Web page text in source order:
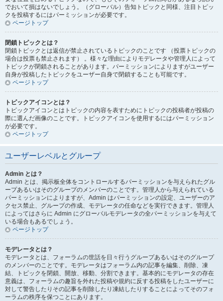
でおいて損はないでしょう。（グローバル）告知トピックと同様、注目トピッ
クを投稿するにはパーミッションが必要です。
ページトップ
閉鎖トピックとは？
閉鎖トピックとは返信が禁止されているトピックのことです （投票トピックの
場合は投票も禁止されます） 。様々な理由によりモデレータや管理人によって
トピックが閉鎖されることがあります。パーミッションによりますがユーザー
自身が投稿したトピックをユーザー自身で閉鎖することも可能です。
ページトップ
トピックアイコンとは？
トピックアイコンとはトピックの内容を表すためにトピックの投稿者が投稿の
際に選んだ画像のことです。トピックアイコンを使用するにはパーミッション
が必要です。
ページトップ
ユーザーレベルとグループ
Admin とは？
Admin とは、掲示板全体をコントロールするパーミッションを与えられたグル
ープあるいはそのグループのメンバーのことです。管理人から与えられている
パーミッションによりますが、Admin はパーミッションの設定、ユーザーのア
クセス禁止、グループの作成、モデレータの任命などを実行できます。管理人
によってはさらに Admin にグローバルモデレータの全パーミッションを与えて
いる場合もあるでしょう。
ページトップ
モデレータとは？
モデレータとは、フォーラムの世話を日々行うグループあるいはそのグループ
のメンバーのことです。モデレータはフォーラム内の記事を編集、削除、凍
結、トピックを閉鎖、開放、移動、分割できます。基本的にモデレータの存在
意義は、フォーラムの趣旨を外れた投稿や規約に反する投稿をしたユーザーに
対して警告したりその記事を削除したり凍結したりすることによってそのフォ
ーラムの秩序を保つことにあります。